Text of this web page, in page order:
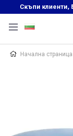
Начална страница